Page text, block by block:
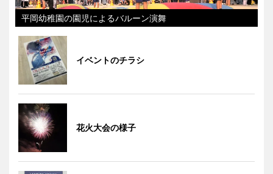
平岡幼稚園の園児によるバルーン演舞
イベントのチラシ
花火大会の様子